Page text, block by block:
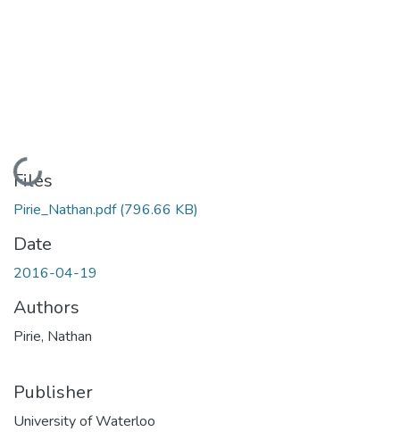
Loading...
Files
Pirie_Nathan.pdf(796.66 KB)
Date
2016-04-19
Authors
Pirie, Nathan
Publisher
University of Waterloo